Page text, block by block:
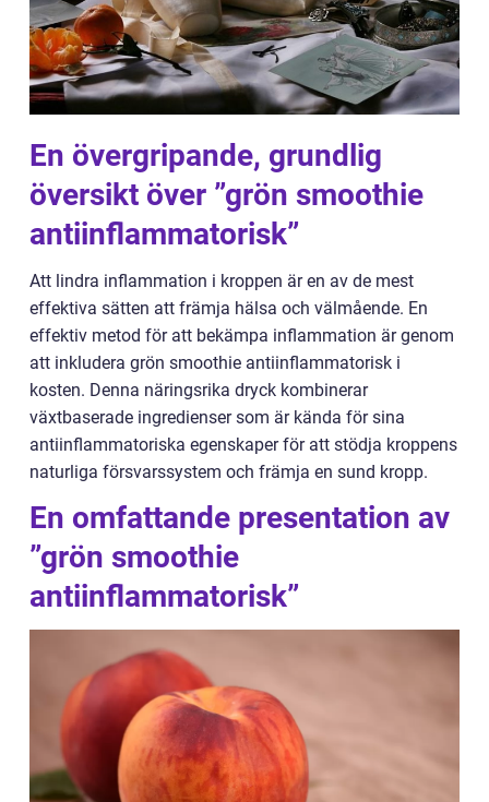
En övergripande, grundlig
översikt över ”grön smoothie
antiinflammatorisk”
Att lindra inflammation i kroppen är en av de mest
effektiva sätten att främja hälsa och välmående. En
effektiv metod för att bekämpa inflammation är genom
att inkludera grön smoothie antiinflammatorisk i
kosten. Denna näringsrika dryck kombinerar
växtbaserade ingredienser som är kända för sina
antiinflammatoriska egenskaper för att stödja kroppens
naturliga försvarssystem och främja en sund kropp.
En omfattande presentation av
”grön smoothie
antiinflammatorisk”